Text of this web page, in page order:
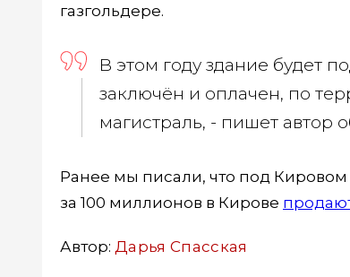
газгольдере.
В этом году здание будет
заключён и оплачен, по
магистраль, - пишет автор
Ранее мы писали, что под
за 100 миллионов в Кирове
Автор: Дарья Спасская